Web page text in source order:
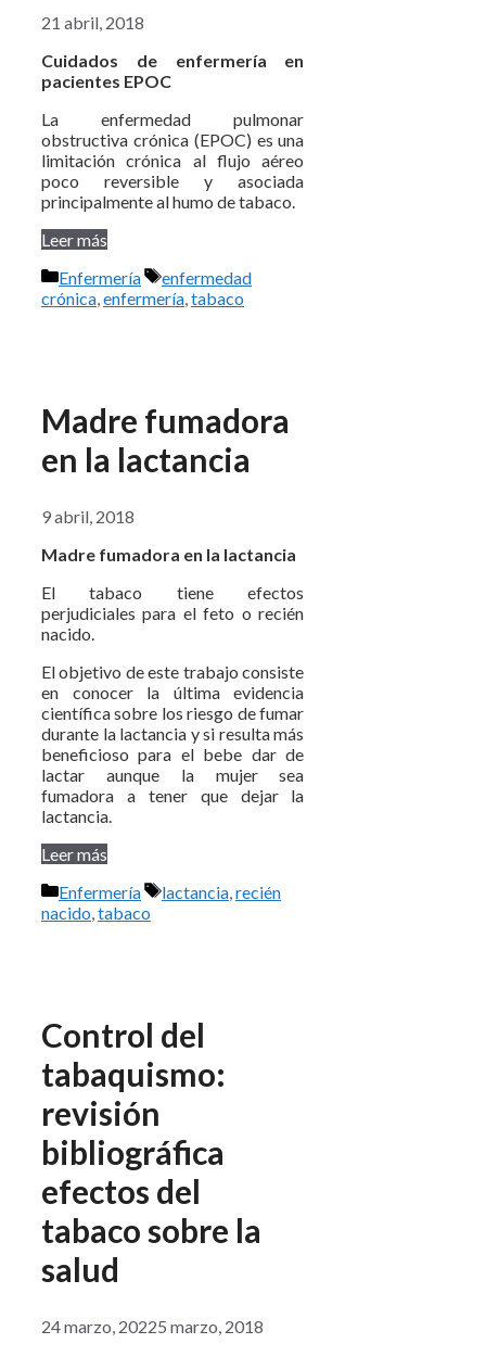
21 abril, 2018
Cuidados de enfermería en
pacientes EPOC
La enfermedad pulmonar
obstructiva crónica (EPOC) es una
limitación crónica al flujo aéreo
poco reversible y asociada
principalmente al humo de tabaco.
Leer más
Categorías
Enfermería Etiquetas
enfermedad
crónica,enfermería,tabaco
Madre fumadora
en la lactancia
9 abril, 2018
Madre fumadora en la lactancia
El tabaco tiene efectos
perjudiciales para el feto o recién
nacido.
El objetivo de este trabajo consiste
en conocer la última evidencia
científica sobre los riesgo de fumar
durante la lactancia y si resulta más
beneficioso para el bebe dar de
lactar aunque la mujer sea
fumadora a tener que dejar la
lactancia.
Leer más
Categorías
Enfermería Etiquetas
lactancia recién
nacido tabaco
Control del
tabaquismo:
revisión
bibliográfica
efectos del
tabaco sobre la
salud
24 marzo, 20225 marzo, 2018